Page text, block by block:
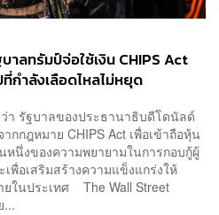
ลทรัมป์จ่อใช้เงิน CHIPS Act
กำลังเลือดไหลไม่หยุด
า รัฐบาลของประธานาธิบดีโดนัลด์
กฎหมาย CHIPS Act เพื่อเข้าถือหุ้น
หนึ่งของความพยายามในการกอบกู้ผู้
อเสริมสร้างความแข็งแกร่งให้
ยในประเทศ The Wall Street
...